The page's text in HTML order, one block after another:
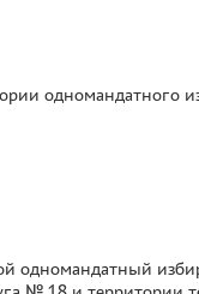
одномандатный